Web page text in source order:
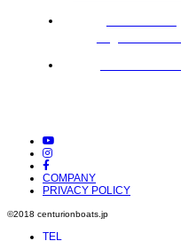
COMPANY
PRIVACY POLICY
©︎2018 centurionboats.jp
TEL